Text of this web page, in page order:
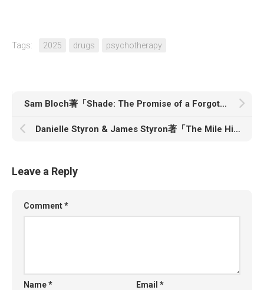
Tags: 2025 drugs psychotherapy
Sam Bloch著「Shade: The Promise of a Forgotten Natural Resource」
Danielle Styron & James Styron著「The Mile High Club: Confessions of a Private Jet Flight Attendant」
Leave a Reply
Comment*
Name* Email*